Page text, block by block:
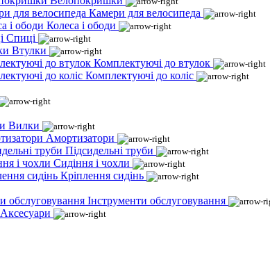
Камери для велосипеда
Колеса і ободи
Спиці
Втулки
Комплектуючі до втулок
Комплектуючі до коліс
Вилки
Амортизатори
Підсидельні труби
Сидіння і чохли
Кріплення сидінь
Інструменти обслуговування
Аксесуари